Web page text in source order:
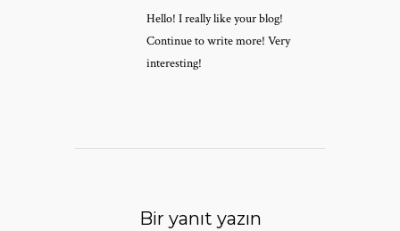
Hello! I really like your blog!
Continue to write more! Very
interesting!
Bir yanıt yazın